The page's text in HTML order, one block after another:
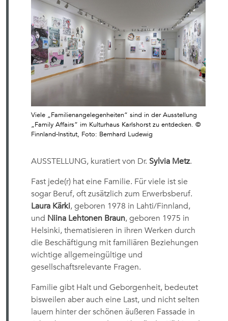
Viele „Familienangelegenheiten“ sind in der Ausstellung
„Family Affairs“ im Kulturhaus Karlshorst zu entdecken. ©
Finnland-Institut, Foto: Bernhard Ludewig
AUSSTELLUNG, kuratiert von Dr. Sylvia Metz.
Fast jede(r) hat eine Familie. Für viele ist sie
sogar Beruf, oft zusätzlich zum Erwerbsberuf.
Laura Kärki, geboren 1978 in Lahti/Finnland,
und Niina Lehtonen Braun, geboren 1975 in
Helsinki, thematisieren in ihren Werken durch
die Beschäftigung mit familiären Beziehungen
wichtige allgemeingültige und
gesellschaftsrelevante Fragen.
Familie gibt Halt und Geborgenheit, bedeutet
bisweilen aber auch eine Last, und nicht selten
lauern hinter der schönen äußeren Fassade in